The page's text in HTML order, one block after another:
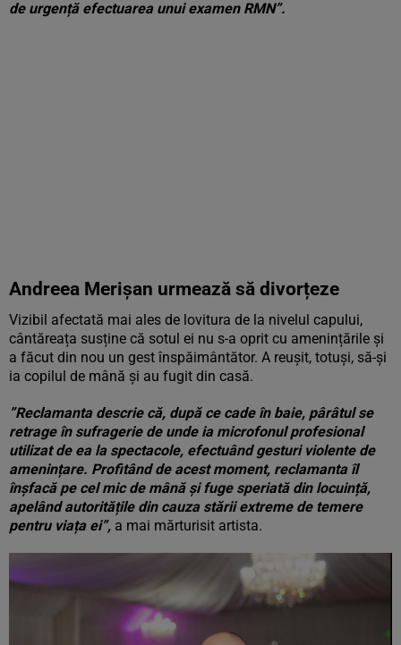
de urgență efectuarea unui examen RMN”.
Andreea Merișan urmează să divorțeze
Vizibil afectată mai ales de lovitura de la nivelul capului,
cântăreața susține că sotul ei nu s-a oprit cu amenințările și
a făcut din nou un gest înspăimântător. A reușit, totuși, să-și
ia copilul de mână și au fugit din casă.
”Reclamanta descrie că, după ce cade în baie, pârâtul se
retrage în sufragerie de unde ia microfonul profesional
utilizat de ea la spectacole, efectuând gesturi violente de
amenințare. Profitând de acest moment, reclamanta îl
înșfacă pe cel mic de mână și fuge speriată din locuință,
apelând autoritățile din cauza stării extreme de temere
pentru viața ei”, a mai mărturisit artista.